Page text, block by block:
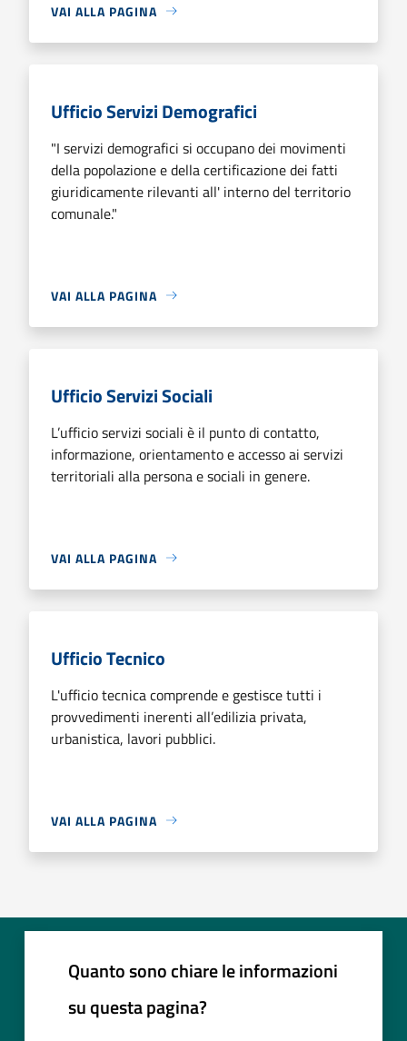
VAI ALLA PAGINA
Ufficio Servizi Demografici
"I servizi demografici si occupano dei movimenti
della popolazione e della certificazione dei fatti
giuridicamente rilevanti all' interno del territorio
comunale."
VAI ALLA PAGINA
Ufficio Servizi Sociali
L’ufficio servizi sociali è il punto di contatto,
informazione, orientamento e accesso ai servizi
territoriali alla persona e sociali in genere.
VAI ALLA PAGINA
Ufficio Tecnico
L'ufficio tecnica comprende e gestisce tutti i
provvedimenti inerenti all’edilizia privata,
urbanistica, lavori pubblici.
VAI ALLA PAGINA
Quanto sono chiare le informazioni
su questa pagina?